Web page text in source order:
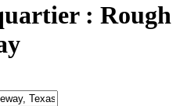
: Rough